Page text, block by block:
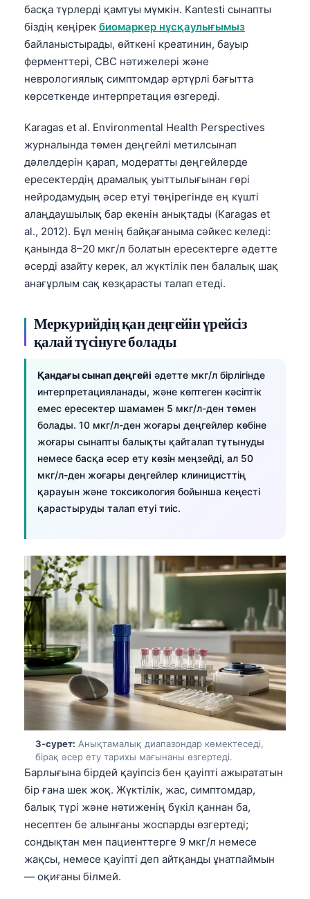
басқа түрлерді қамтуы мүмкін. Kantesti сынапты
біздің кеңірек биомаркер нұсқаулығымыз
байланыстырады, өйткені креатинин, бауыр
ферменттері, CBC нәтижелері және
неврологиялық симптомдар әртүрлі бағытта
көрсеткенде интерпретация өзгереді.
Karagas et al. Environmental Health Perspectives
журналында төмен деңгейлі метилсынап
дәлелдерін қарап, модератты деңгейлерде
ересектердің драмалық уыттылығынан гөрі
нейродамудың әсер етуі төңірегінде ең күшті
алаңдаушылық бар екенін анықтады (Karagas et
al., 2012). Бұл менің байқағаныма сәйкес келеді:
қанында 8–20 мкг/л болатын ересектерге әдетте
әсерді азайту керек, ал жүктілік пен балалық шақ
анағұрлым сақ көзқарасты талап етеді.
Меркурийдің қан деңгейін үрейсіз
қалай түсінуге болады
Қандағы сынап деңгейі әдетте мкг/л бірлігінде
интерпретацияланады, және көптеген кәсіптік
емес ересектер шамамен 5 мкг/л-ден төмен
болады. 10 мкг/л-ден жоғары деңгейлер көбіне
жоғары сынапты балықты қайталап тұтынуды
немесе басқа әсер ету көзін меңзейді, ал 50
мкг/л-ден жоғары деңгейлер клиницисттің
қарауын және токсикология бойынша кеңесті
қарастыруды талап етуі тиіс.
3-сурет: Анықтамалық диапазондар көмектеседі,
бірақ әсер ету тарихы мағынаны өзгертеді.
Барлығына бірдей қауіпсіз бен қауіпті ажырататын
бір ғана шек жоқ. Жүктілік, жас, симптомдар,
балық түрі және нәтиженің бүкіл қаннан ба,
несептен бе алынғаны жоспарды өзгертеді;
сондықтан мен пациенттерге 9 мкг/л немесе
жақсы, немесе қауіпті деп айтқанды ұнатпаймын
— оқиғаны білмей.